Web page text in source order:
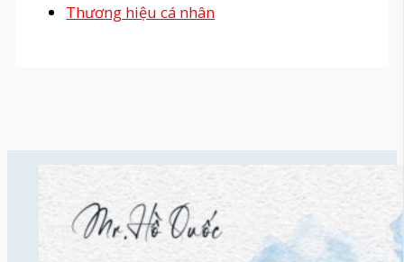
Thương hiệu cá nhân